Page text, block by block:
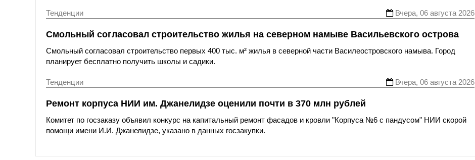
Тенденции Вчера, 06 августа 2026
Смольный согласовал строительство жилья на северном намыве Васильевского острова
Смольный согласовал строительство первых 400 тыс. м² жилья в северной части Василеостровского намыва. Город
планирует бесплатно получить школы и садики.
Тенденции Вчера, 06 августа 2026
Ремонт корпуса НИИ им. Джанелидзе оценили почти в 370 млн рублей
Комитет по госзаказу объявил конкурс на капитальный ремонт фасадов и кровли "Корпуса №6 с пандусом" НИИ скорой
помощи имени И.И. Джанелидзе, указано в данных госзакупки.